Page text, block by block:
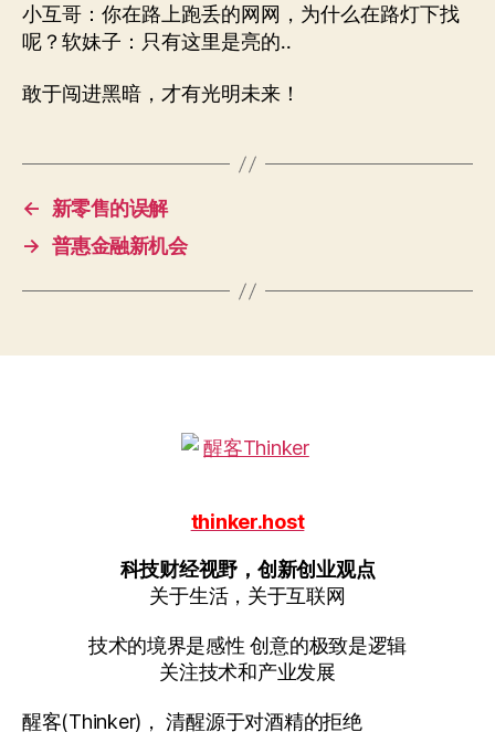
小互哥：你在路上跑丢的网网，为什么在路灯下找
呢？软妹子：只有这里是亮的..
敢于闯进黑暗，才有光明未来！
←
新零售的误解
→ 普惠金融新机会
thinker.host
科技财经视野，创新创业观点
关于生活，关于互联网
技术的境界是感性 创意的极致是逻辑
关注技术和产业发展
醒客(Thinker)， 清醒源于对酒精的拒绝